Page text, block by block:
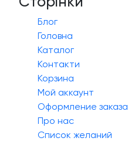
Блог
Головна
Каталог
Контакти
Корзина
Мой аккаунт
Оформление заказа
Про нас
Список желаний